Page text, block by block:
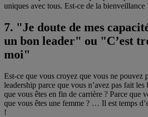
uniques avec tous. Est-ce de la
7. "Je doute de mes
un bon leader" ou "C’est
moi"
Est-ce que vous croyez que vous ne pouvez
leadership parce que vous n’avez pas fait les
que vous êtes en fin de carrière ? Parce que
que vous êtes une femme ? … Il est temps
!